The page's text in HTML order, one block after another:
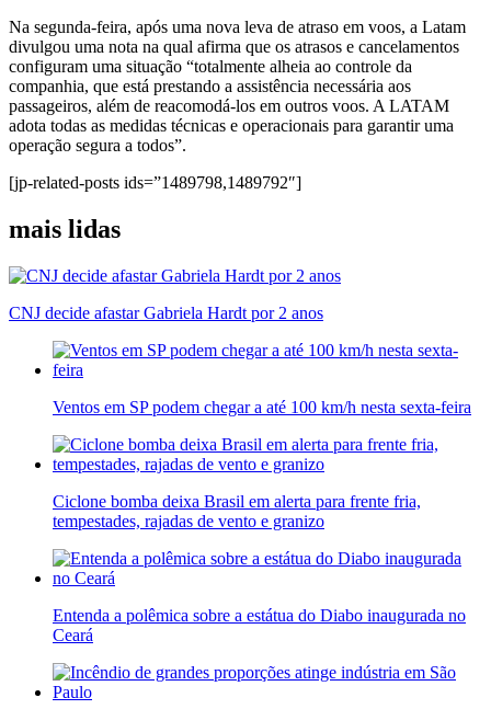
Na segunda-feira, após uma nova leva de atraso em voos, a Latam
divulgou uma nota na qual afirma que os atrasos e cancelamentos
configuram uma situação “totalmente alheia ao controle da
companhia, que está prestando a assistência necessária aos
passageiros, além de reacomodá-los em outros voos. A LATAM
adota todas as medidas técnicas e operacionais para garantir uma
operação segura a todos”.
[jp-related-posts ids=”1489798,1489792″]
mais lidas
CNJ decide afastar Gabriela Hardt por 2 anos
Ventos em SP podem chegar a até 100 km/h nesta sexta-feira
Ciclone bomba deixa Brasil em alerta para frente fria,
tempestades, rajadas de vento e granizo
Entenda a polêmica sobre a estátua do Diabo inaugurada no
Ceará